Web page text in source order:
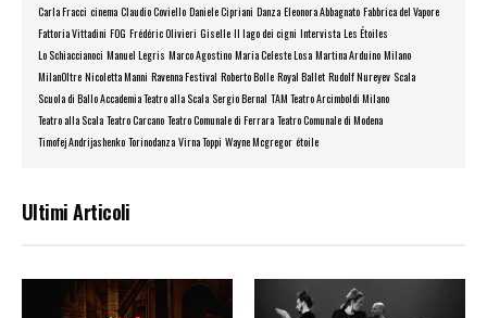
Carla Fracci cinema Claudio Coviello Daniele Cipriani Danza Eleonora Abbagnato Fabbrica del Vapore
Fattoria Vittadini FOG Frédéric Olivieri Giselle Il lago dei cigni Intervista Les Étoiles
Lo Schiaccianoci Manuel Legris Marco Agostino Maria Celeste Losa Martina Arduino Milano
MilanOltre Nicoletta Manni Ravenna Festival Roberto Bolle Royal Ballet Rudolf Nureyev Scala
Scuola di Ballo Accademia Teatro alla Scala Sergio Bernal TAM Teatro Arcimboldi Milano
Teatro alla Scala Teatro Carcano Teatro Comunale di Ferrara Teatro Comunale di Modena
Timofej Andrijashenko Torinodanza Virna Toppi Wayne Mcgregor étoile
Ultimi Articoli